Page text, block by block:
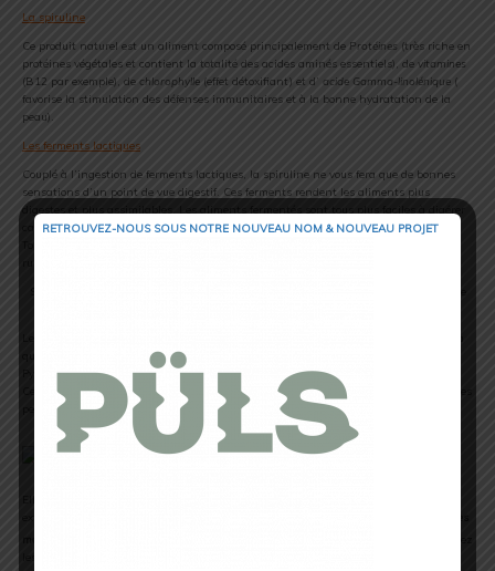
La spiruline
Ce produit naturel est un aliment composé principalement de Protéines (très riche en
protéines végétales et contient la totalité des acides aminés essentiels), de vitamines
(B12 par exemple), de chlorophylle (effet détoxifiant) et d’ acide Gamma-linolénique (
favorise la stimulation des défenses immunitaires et à la bonne hydratation de la
peau).
Les ferments lactiques
Couplé à l’ingestion de ferments lactiques, la spiruline ne vous fera que de bonnes
sensations d’un point de vue digestif. Ces ferments rendent les aliments plus
digestes et plus assimilables. Les aliments fermentés sont tous plus faciles à digérer
car la fermentation réalise en effet une prédigestion des aliments.
qui est une plante que l’on trouve dans des milieux froids comme l’Antarctique, les
Pyrénées, les Alpes etc…
Cette plante est reconnue et soutenue par des études réelles contre l’amélioration des
performances physiques et mentales, et la réduction de l’état de fatigue.
RETROUVEZ-NOUS SOUS NOTRE NOUVEAU NOM & NOUVEAU PROJET